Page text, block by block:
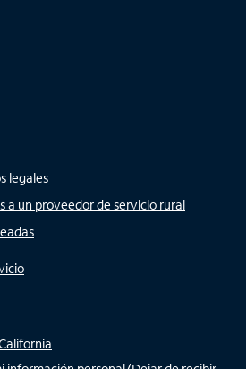
legales
a un proveedor de servicio rural